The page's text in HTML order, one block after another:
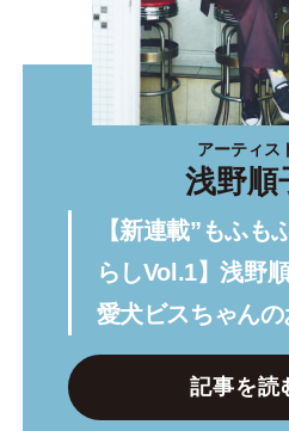
アーティス
浅野順
【新連載”もふも
らしVol.1】浅野
愛犬ビスちゃんの
記事を読